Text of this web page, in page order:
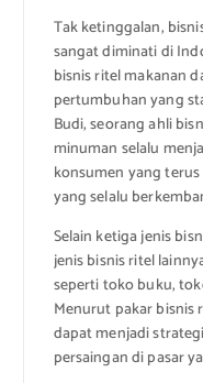
Tak ketinggalan,
sangat diminati di
bisnis ritel makanan
pertumbuhan yang
Budi, seorang ahli
minuman selalu
konsumen yang
yang selalu
Selain ketiga jenis
jenis bisnis ritel
seperti toko buku,
Menurut pakar bisnis
dapat menjadi
persaingan di pasar